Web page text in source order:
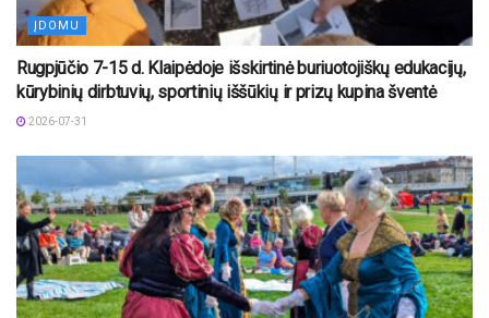
ĮDOMU
Rugpjūčio 7-15 d. Klaipėdoje išskirtinė buriuotojiškų edukacijų,
kūrybinių dirbtuvių, sportinių iššūkių ir prizų kupina šventė
2026-07-31